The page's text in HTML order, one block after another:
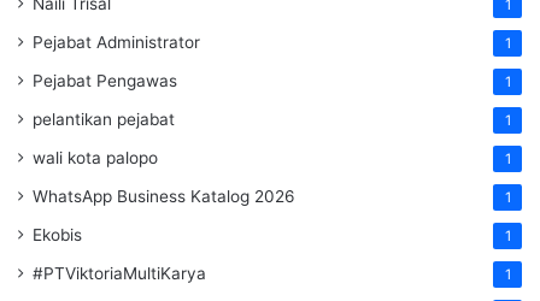
Naili Trisal 1
Pejabat Administrator 1
Pejabat Pengawas 1
pelantikan pejabat 1
wali kota palopo 1
WhatsApp Business Katalog 2026 1
Ekobis 1
#PTViktoriaMultiKarya 1